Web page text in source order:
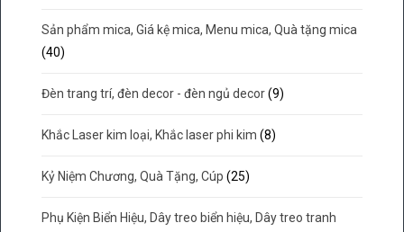
Sản phẩm mica, Giá kệ mica, Menu mica, Quà tặng mica
(40)
Đèn trang trí, đèn decor - đèn ngủ decor (9)
Khắc Laser kim loại, Khắc laser phi kim (8)
Kỷ Niệm Chương, Quà Tặng, Cúp (25)
Phụ Kiện Biển Hiệu, Dây treo biển hiệu, Dây treo tranh